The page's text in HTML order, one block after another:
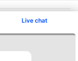
Live chat
Elérhetőség